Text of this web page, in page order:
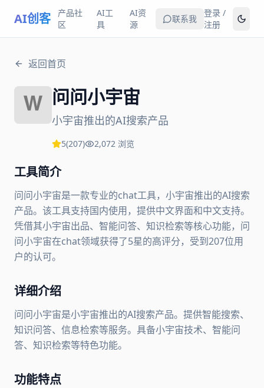
AI创客
产品社
区
AI工
具
AI资
源
联系我
登录 /
注册
返回首页
问问小宇宙
小宇宙推出的AI搜索产品
5(207) 2,072 浏览
工具简介
问问小宇宙是一款专业的chat工具，小宇宙推出的AI搜索
产品。该工具支持国内使用，提供中文界面和中文支持。
凭借其小宇宙出品、智能问答、知识检索等核心功能，问
问小宇宙在chat领域获得了5星的高评分，受到207位用
户的认可。
详细介绍
问问小宇宙是小宇宙推出的AI搜索产品。提供智能搜索、
知识问答、信息检索等服务。具备小宇宙技术、智能问
答、知识检索等特色功能。
功能特点